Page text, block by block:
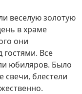
веселую золотую
в храме
они
гостями. Все
юбиляров. Было
свечи, блестели